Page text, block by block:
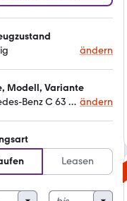
ändern
Modell, Variante
Mercedes-Benz C 63 AMG ändern
Leasen